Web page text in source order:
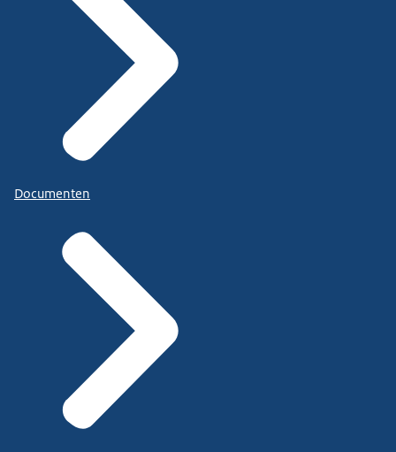
Documenten